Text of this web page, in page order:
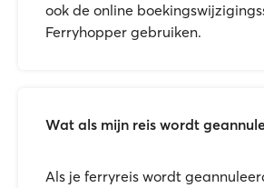
ook de online
Ferryhopper gebruiken.
Wat als mijn reis wordt
Als je ferryreis wordt